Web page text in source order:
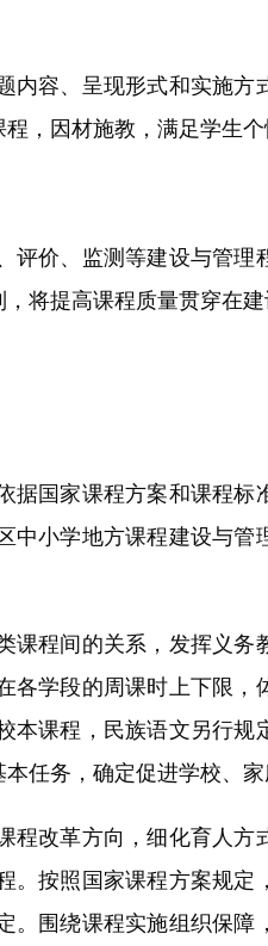
容、呈现形式和实施方
，因材施教，满足学生个
价、监测等建设与管理
将提高课程质量贯穿在建
国家课程方案和课程标
小学地方课程建设与管
程间的关系，发挥义务
学段的周课时上下限，
课程，民族语文另行规
任务，确定促进学校、家
改革方向，细化育人方
按照国家课程方案规定
围绕课程实施组织保障